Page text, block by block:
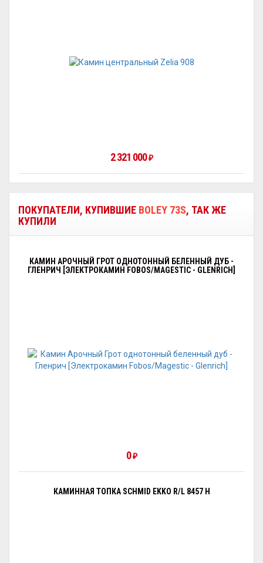
2 321 000₽
ПОКУПАТЕЛИ, КУПИВШИЕ BOLEY 73S, ТАК ЖЕ
КУПИЛИ
КАМИН АРОЧНЫЙ ГРОТ ОДНОТОННЫЙ БЕЛЕННЫЙ ДУБ -
ГЛЕНРИЧ [ЭЛЕКТРОКАМИН FOBOS/MAGESTIC - GLENRICH]
0₽
КАМИННАЯ ТОПКА SCHMID EKKO R/L 8457 H